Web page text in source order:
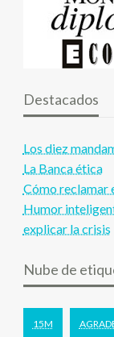
Destacados
Los diez
La Banca ética
Cómo reclamar
Humor
explicar la crisis
Nube de
15M